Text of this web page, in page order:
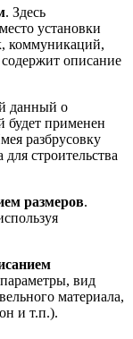
. Здесь
установки
коммуникаций,
описание
данный о
будет применен
разбрусовку
строительства
размеров.
вид
материала,
и т.п.).